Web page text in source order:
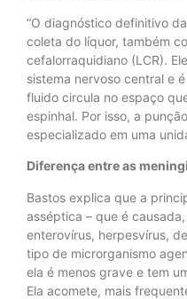
“O diagnóstico definitivo
coleta do líquor, também
cefalorraquidiano (LCR).
sistema nervoso central e
fluido circula no espaço
espinhal. Por isso, a
especializado em uma
Diferença entre as
Bastos explica que a
asséptica – que é
enterovírus, herpesvírus,
tipo de microrganismo
ela é menos grave e tem
Ela acomete, mais